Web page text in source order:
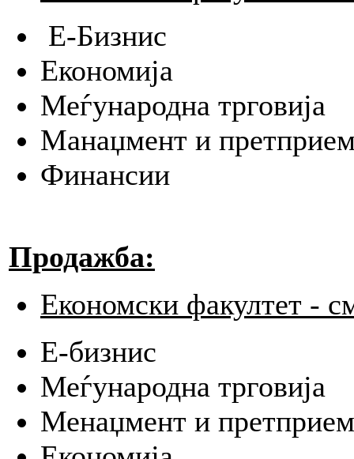
Е-Бизнис
Економија
Меѓународна трговија
Манаџмент и
Финансии
Продажба:
Економски факултет -
E-бизнис
Меѓународна трговија
Менаџмент и